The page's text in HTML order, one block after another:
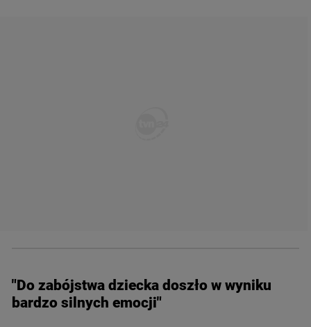
"Do zabójstwa dziecka doszło w wyniku
bardzo silnych emocji"